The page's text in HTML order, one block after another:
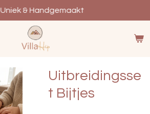
Uniek & Handgemaakt
Uitbreidingsse
t Bijtjes